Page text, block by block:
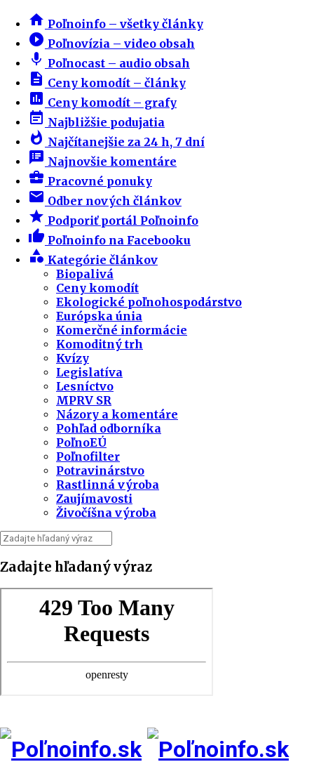
home Poľnoinfo – všetky články
play_circle_filled Poľnovízia – video obsah
mic Poľnocast – audio obsah
description Ceny komodít – články
insert_chart Ceny komodít – grafy
event_note Najbližšie podujatia
whatshot Najčítanejšie za 24 h, 7 dní
speaker_notes Najnovšie komentáre
business_center Pracovné ponuky
email Odber nových článkov
star Podporiť portál Poľnoinfo
thumb_up Poľnoinfo na Facebooku
category Kategórie článkov
Biopalivá
Ceny komodít
Ekologické poľnohospodárstvo
Európska únia
Komerčné informácie
Komoditný trh
Kvízy
Legislatíva
Lesníctvo
MPRV SR
Názory a komentáre
Pohľad odborníka
PoľnoEÚ
Poľnofilter
Potravinárstvo
Rastlinná výroba
Zaujímavosti
Živočíšna výroba
Zadajte hľadaný výraz